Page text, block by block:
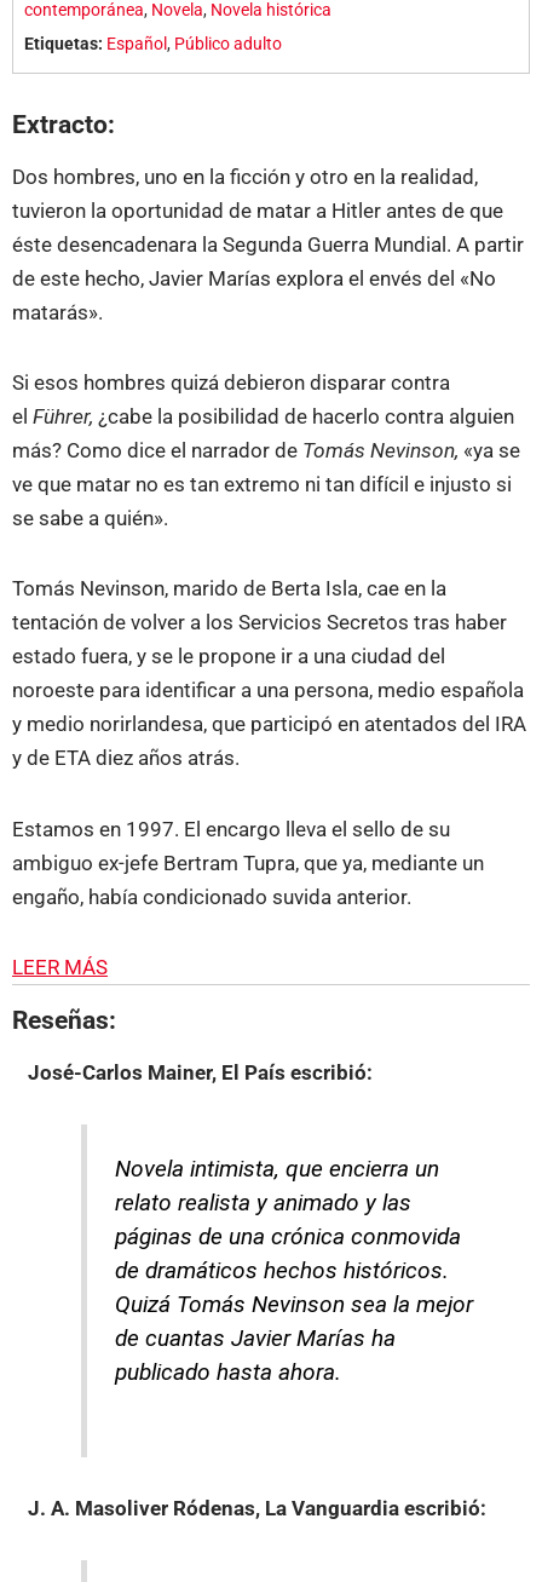
contemporánea, Novela, Novela histórica
Etiquetas: Español, Público adulto
Extracto:
Dos hombres, uno en la ficción y otro en la realidad,
tuvieron la oportunidad de matar a Hitler antes de que
éste desencadenara la Segunda Guerra Mundial. A partir
de este hecho, Javier Marías explora el envés del «No
matarás».
Si esos hombres quizá debieron disparar contra
el Führer, ¿cabe la posibilidad de hacerlo contra alguien
más? Como dice el narrador de Tomás Nevinson, «ya se
ve que matar no es tan extremo ni tan difícil e injusto si
se sabe a quién».
Tomás Nevinson, marido de Berta Isla, cae en la
tentación de volver a los Servicios Secretos tras haber
estado fuera, y se le propone ir a una ciudad del
noroeste para identificar a una persona, medio española
y medio norirlandesa, que participó en atentados del IRA
y de ETA diez años atrás.
Estamos en 1997. El encargo lleva el sello de su
ambiguo ex-jefe Bertram Tupra, que ya, mediante un
engaño, había condicionado suvida anterior.
LEER MÁS
Reseñas:
José-Carlos Mainer, El País escribió:
Novela intimista, que encierra un
relato realista y animado y las
páginas de una crónica conmovida
de dramáticos hechos históricos.
Quizá Tomás Nevinson sea la mejor
de cuantas Javier Marías ha
publicado hasta ahora.
J. A. Masoliver Ródenas, La Vanguardiaescribió: